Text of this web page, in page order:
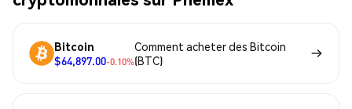
Bitcoin
$64,897.00-0.10%
Comment acheter des Bitcoin
(BTC)